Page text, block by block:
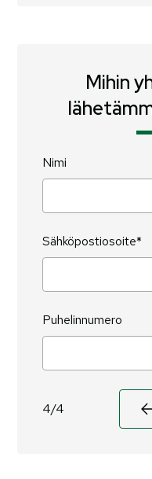
Mihin
Nimi
Sähköpostiosoite*
Puhelinnumero
4/4